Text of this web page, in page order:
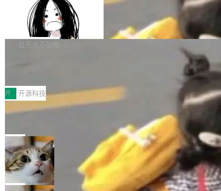
pedia 于去年底上线，定位为由人工智能生成内
容的百科平台，被马斯克视为传统众包百科网站
维基百科的替代方案。Lawfare 调查发现，无论
热门页面还是低关注度页面，均未出现近期更
eloadableResourceBundleMessageSource、
声明 LocaleResolver、注册 LocaleChangeInt
erceptor…五六步之后才能看到第一行翻译文
本。 Solon 换了个方式。整个 i18n 模块围绕三
Apache Doris 4.1 全面增强 Iceberg：
支持 UPDATE、MERGE INTO 与 Iceb
erg V3
Apache Doris 4.1 要补齐的，正是缺失的那一
半。在已有查询能力的基础上，Doris 进一步支
常维护操作，并完整支持 Iceberg V3 格式。
白开水不加糖
村国家自主创新示范区会议中心开幕。本届大会
由中关村智联软件服务业质量创新联盟主办，以
“智构可信·质创未来——AI原生时代的质量新范
式”为主题，直面AI从实验室走向规模化产业落地
的核心质量命题。会上，《2026智能研发生产力
工具选型手册》发布，Testin云测的Testin XAge
nt智能测试系统入选AI测试领域代表产品。对CI
O而言，这提示了一个转变：AI测试正在从效率
工具升级为企业的质量基础设施。 CIO面对的新
开 开源科技
让非法状态不可表示：一篇关于 ADT
有一种东西，一旦用过就回不去了。Alex Fedos
eev 管它叫"软件设计的基石"。 他说的东西不新
鲜——代数数据类型（ADT），尤其是和类型
（sum type）。但他说清楚了一件事：这不是类
型系统的学术体操，是日常编码的思维方式。 文
章从一个简单的例子切入。一个网站的深色主题
局
Cloudflare 开源内部企业 AI 平台 Clou
dflare OS
Cloudflare 发布了一个开源项目 Cloudflare O
S。如果你只看官方博客，你会觉得这是又一